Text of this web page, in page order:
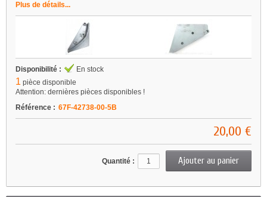
Plus de détails...
Disponibilité : En stock
1 pièce disponible
Attention: dernières pièces disponibles !
Référence : 67F-42738-00-5B
20,00 €
Quantité :